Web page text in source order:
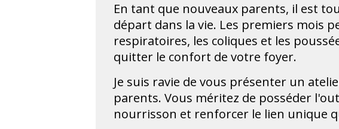
En tant que nouveaux parents, il est
départ dans la vie. Les premiers mois
respiratoires, les coliques et les
quitter le confort de votre foyer.
Je suis ravie de vous présenter un
parents. Vous méritez de posséder
nourrisson et renforcer le lien unique